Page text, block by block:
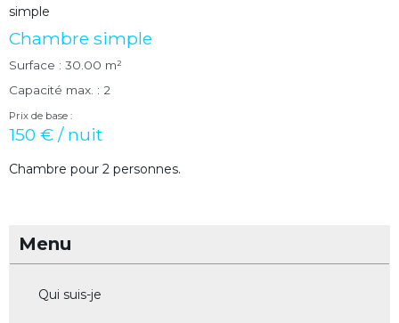
Chambre simple
Surface : 30.00 m²
Capacité max. : 2
Prix de base :
150 € / nuit
Chambre pour 2 personnes.
Menu
Qui suis-je